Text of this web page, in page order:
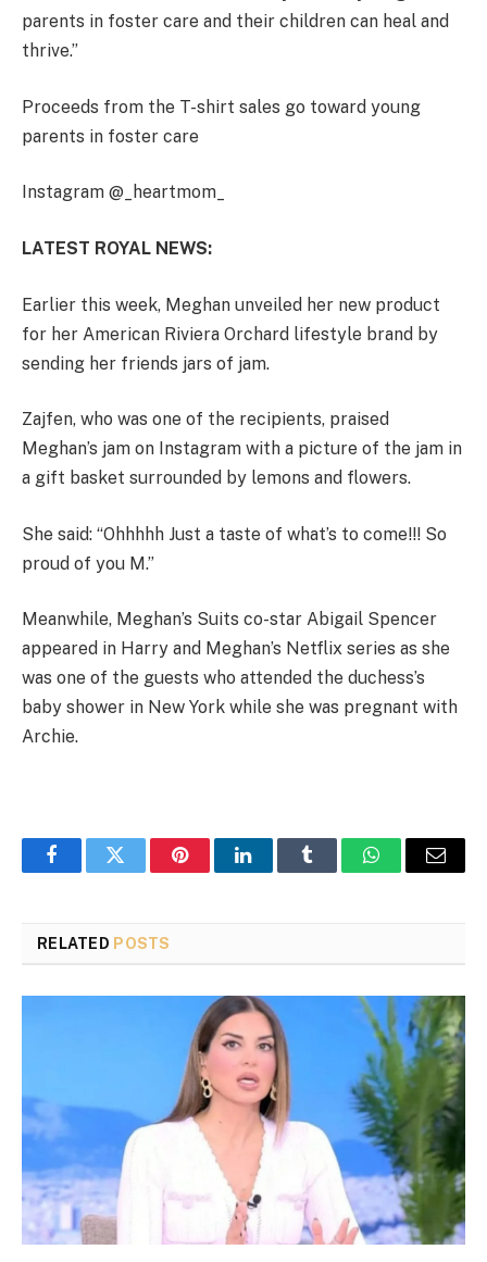
parents in foster care and their children can heal and
thrive.”
Proceeds from the T-shirt sales go toward young
parents in foster care
Instagram @_heartmom_
LATEST ROYAL NEWS:
Earlier this week, Meghan unveiled her new product
for her American Riviera Orchard lifestyle brand by
sending her friends jars of jam.
Zajfen, who was one of the recipients, praised
Meghan’s jam on Instagram with a picture of the jam in
a gift basket surrounded by lemons and flowers.
She said: “Ohhhhh Just a taste of what’s to come!!! So
proud of you M.”
Meanwhile, Meghan’s Suits co-star Abigail Spencer
appeared in Harry and Meghan’s Netflix series as she
was one of the guests who attended the duchess’s
baby shower in New York while she was pregnant with
Archie.
FacebookTwitter PinterestLinkedInTumblr WhatsAppEmail
RELATED POSTS